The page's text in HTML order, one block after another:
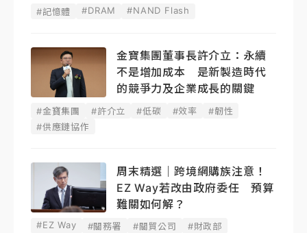
#記憶體 #DRAM #NAND Flash
金寶集團董事長許介立：永續
不是增加成本 是新製造時代
的競爭力及企業成長的關鍵
#金寶集團 #許介立 #低碳 #效率
#韌性
#供應鏈協作
周末精選｜跨境網購族注意！
EZ Way若改由政府委任 預算
難關如何解？
#EZ Way #關務署 #關貿公司 #財政部